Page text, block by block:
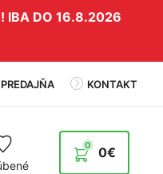
IBA DO 16.8.2026
PREDAJŇA KONTAKT
0€
0